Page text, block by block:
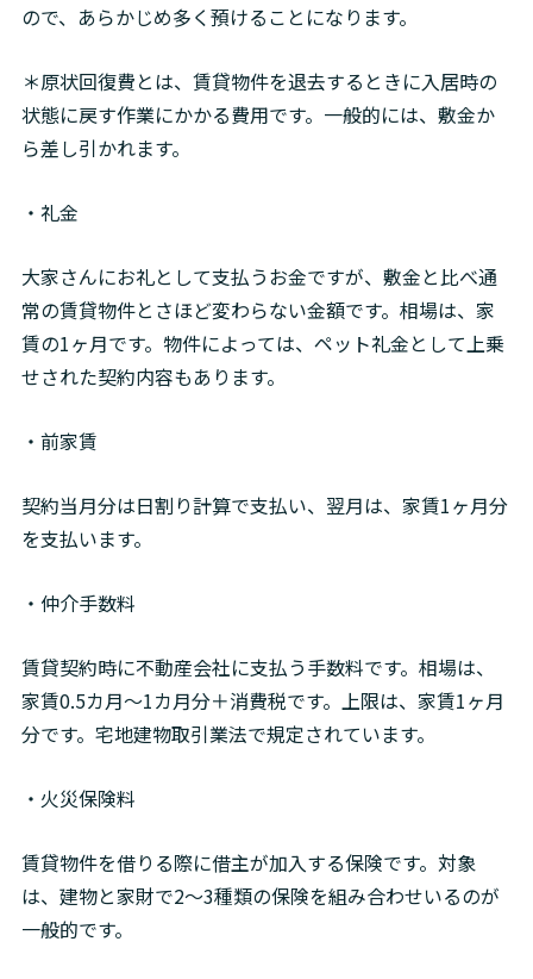
ので、あらかじめ多く預けることになります。
＊原状回復費とは、賃貸物件を退去するときに入居時の
状態に戻す作業にかかる費用です。一般的には、敷金か
ら差し引かれます。
・礼金
大家さんにお礼として支払うお金ですが、敷金と比べ通
常の賃貸物件とさほど変わらない金額です。相場は、家
賃の1ヶ月です。物件によっては、ペット礼金として上乗
せされた契約内容もあります。
・前家賃
契約当月分は日割り計算で支払い、翌月は、家賃1ヶ月分
を支払います。
・仲介手数料
賃貸契約時に不動産会社に支払う手数料です。相場は、
家賃0.5カ月～1カ月分＋消費税です。上限は、家賃1ヶ月
分です。宅地建物取引業法で規定されています。
・火災保険料
賃貸物件を借りる際に借主が加入する保険です。対象
は、建物と家財で2～3種類の保険を組み合わせいるのが
一般的です。